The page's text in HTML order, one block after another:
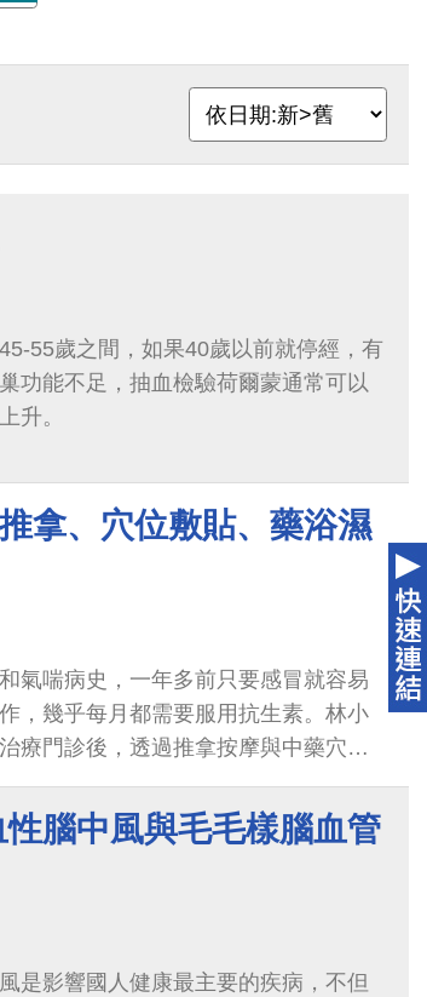
55歲之間，如果40歲以前就停經，有
功能不足，抽血檢驗荷爾蒙通常可以
升。
拿、穴位敷貼、藥浴濕
氣喘病史，一年多前只要感冒就容易
，幾乎每月都需要服用抗生素。林小
療門診後，透過推拿按摩與中藥穴位
幾乎無發作，反覆中耳炎與中耳積水
腦中風與毛毛樣腦血管
是影響國人健康最主要的疾病，不但